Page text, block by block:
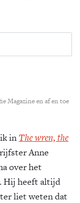
Magazine en af en toe
in The wren, the
Anne
over het
Hij heeft altijd
liet weten dat